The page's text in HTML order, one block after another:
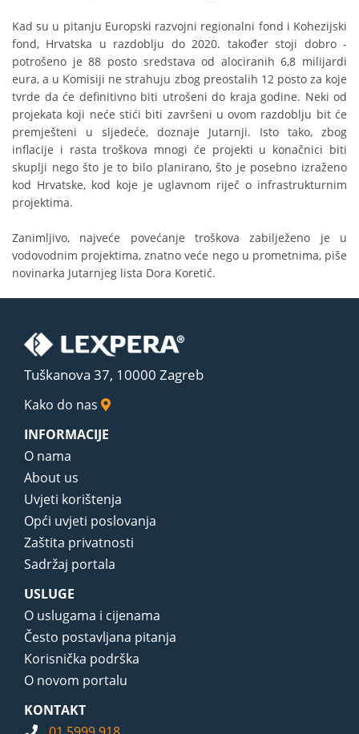
Kad su u pitanju Europski razvojni regionalni fond i Kohezijski
fond, Hrvatska u razdoblju do 2020. također stoji dobro -
potrošeno je 88 posto sredstava od alociranih 6,8 milijardi
eura, a u Komisiji ne strahuju zbog preostalih 12 posto za koje
tvrde da će definitivno biti utrošeni do kraja godine. Neki od
projekata koji neće stići biti završeni u ovom razdoblju bit će
premješteni u sljedeće, doznaje Jutarnji. Isto tako, zbog
inflacije i rasta troškova mnogi će projekti u konačnici biti
skuplji nego što je to bilo planirano, što je posebno izraženo
kod Hrvatske, kod koje je uglavnom riječ o infrastrukturnim
projektima.
Zanimljivo, najveće povećanje troškova zabilježeno je u
vodovodnim projektima, znatno veće nego u prometnima, piše
novinarka Jutarnjeg lista Dora Koretić.
Tuškanova 37, 10000 Zagreb
Kako do nas
INFORMACIJE
O nama
About us
Uvjeti korištenja
Opći uvjeti poslovanja
Zaštita privatnosti
Sadržaj portala
USLUGE
O uslugama i cijenama
Često postavljana pitanja
Korisnička podrška
O novom portalu
KONTAKT